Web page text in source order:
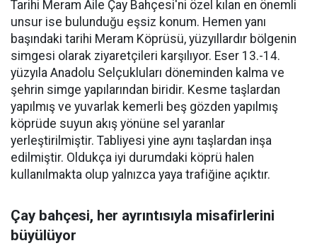
Tarihi Meram Aile Çay Bahçesi'ni özel kılan en önemli
unsur ise bulunduğu eşsiz konum. Hemen yanı
başındaki tarihi Meram Köprüsü, yüzyıllardır bölgenin
simgesi olarak ziyaretçileri karşılıyor. Eser 13.-14.
yüzyıla Anadolu Selçukluları döneminden kalma ve
şehrin simge yapılarından biridir. Kesme taşlardan
yapılmış ve yuvarlak kemerli beş gözden yapılmış
köprüde suyun akış yönüne sel yaranlar
yerleştirilmiştir. Tabliyesi yine aynı taşlardan inşa
edilmiştir. Oldukça iyi durumdaki köprü halen
kullanılmakta olup yalnızca yaya trafiğine açıktır.
Çay bahçesi, her ayrıntısıyla misafirlerini
büyülüyor